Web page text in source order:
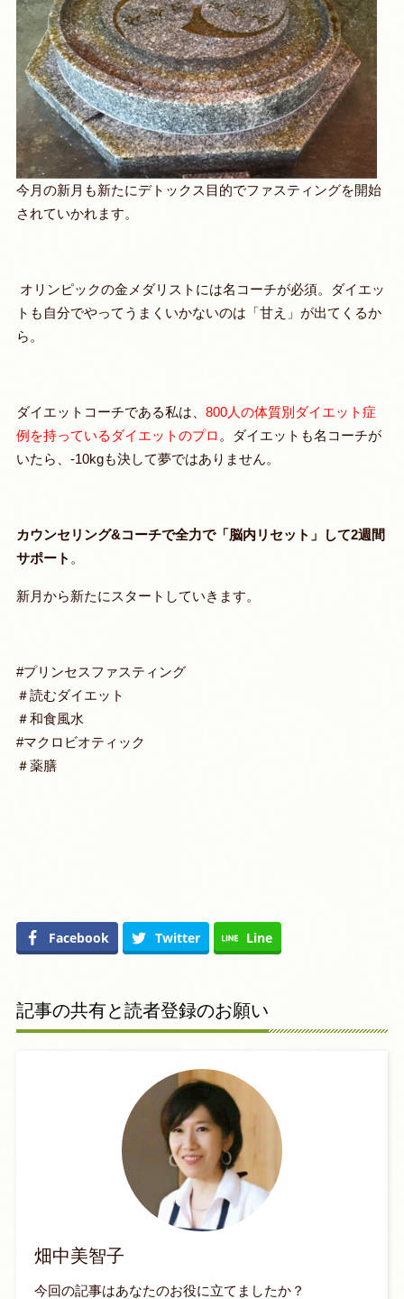
今月の新月も新たにデトックス目的でファスティングを開始
されていかれます。
オリンピックの金メダリストには名コーチが必須。
ダイエッ
トも自分でやってうまくいかないのは「甘え」が出てくるか
ら。
ダイエットコーチである私は、 800人の体質別ダイエット症
例を持っているダイエットのプロ。ダイエットも名コーチが
いたら、-10kgも決して夢ではありません。
カウンセリング&コーチで全力で「脳内リセット」して2週間
サポート 。
新月から新たにスタートしていきます。
#プリンセスファスティング
＃読むダイエット
＃和食風水
#マクロビオティック
＃薬膳
Facebook Twitter Line
記事の共有と読者登録のお願い
畑中美智子
今回の記事はあなたのお役に立てましたか？